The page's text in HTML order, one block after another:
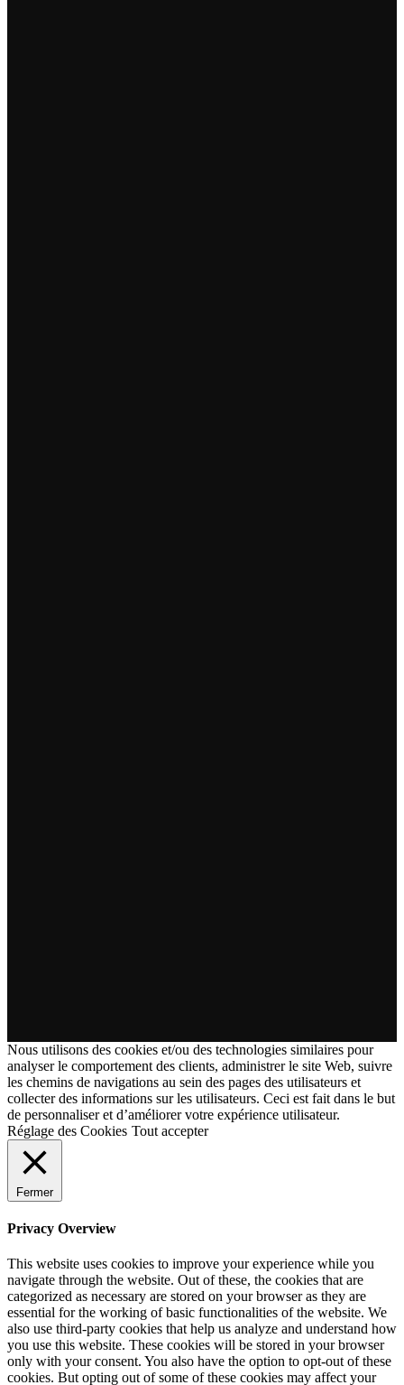
Nous utilisons des cookies et/ou des technologies similaires pour
analyser le comportement des clients, administrer le site Web, suivre
les chemins de navigations au sein des pages des utilisateurs et
collecter des informations sur les utilisateurs. Ceci est fait dans le but
de personnaliser et d’améliorer votre expérience utilisateur.
Réglage des Cookies Tout accepter
Fermer
Privacy Overview
This website uses cookies to improve your experience while you
navigate through the website. Out of these, the cookies that are
categorized as necessary are stored on your browser as they are
essential for the working of basic functionalities of the website. We
also use third-party cookies that help us analyze and understand how
you use this website. These cookies will be stored in your browser
only with your consent. You also have the option to opt-out of these
cookies. But opting out of some of these cookies may affect your